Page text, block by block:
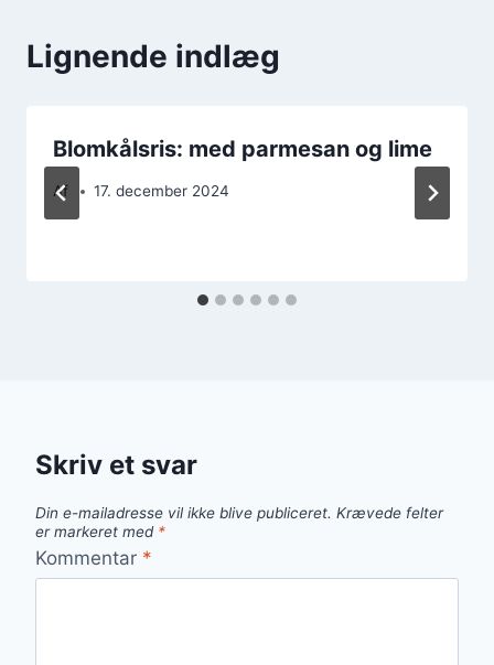
Lignende indlæg
Blomkålsris: med parmesan og lime
Af 17. december 2024
Skriv et svar
Din e-mailadresse vil ikke blive publiceret. Krævede felter
er markeret med *
Kommentar *